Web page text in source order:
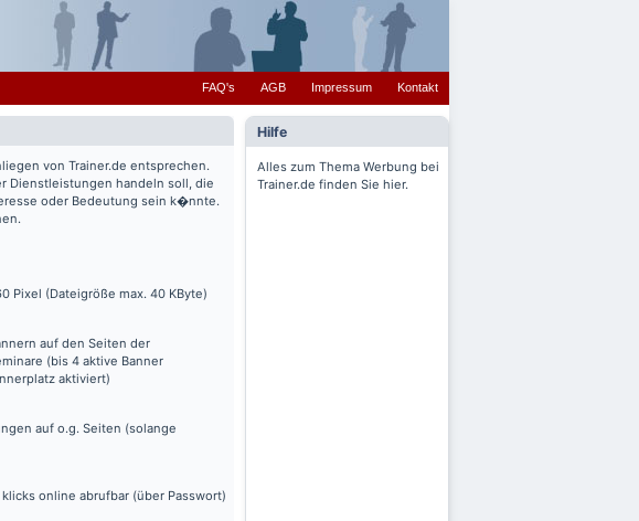
FAQ's AGB Impressum Kontakt
Hilfe
Alles zum Thema Werbung bei
Trainer.de finden Sie hier.
von Trainer.de entsprechen.
Dienstleistungen handeln soll, die
oder Bedeutung sein k�nnte.
Pixel (Dateigröße max. 40 KByte)
auf den Seiten der
(bis 4 aktive Banner
aktiviert)
auf o.g. Seiten (solange
online abrufbar (über Passwort)